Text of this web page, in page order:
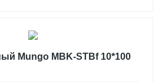
Mungo MBK-STBf 10*100